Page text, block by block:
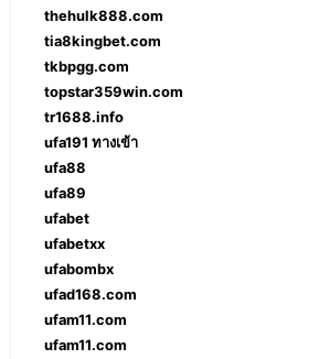
thehulk888.com
tia8kingbet.com
tkbpgg.com
topstar359win.com
tr1688.info
ufa191 ทางเข้า
ufa88
ufa89
ufabet
ufabetxx
ufabombx
ufad168.com
ufam11.com
ufam11.com